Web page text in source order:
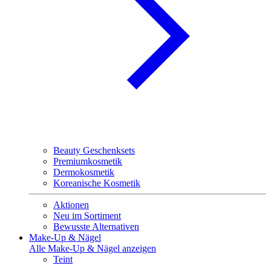
Beauty Geschenksets
Premiumkosmetik
Dermokosmetik
Koreanische Kosmetik
Aktionen
Neu im Sortiment
Bewusste Alternativen
Make-Up & Nägel
Alle Make-Up & Nägel anzeigen
Teint